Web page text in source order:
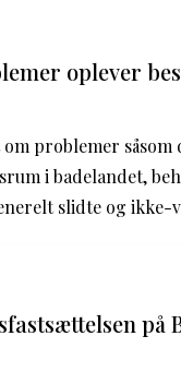
oplever
problemer
i badelandet,
slidte og
på